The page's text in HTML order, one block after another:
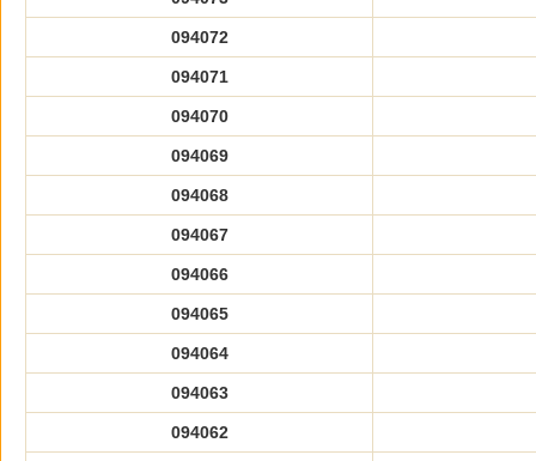
094072
094071
094070
094069
094068
094067
094066
094065
094064
094063
094062